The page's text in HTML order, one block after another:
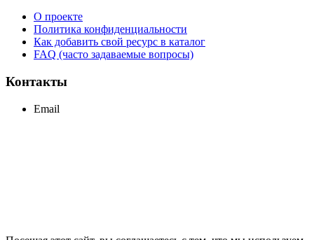
О проекте
Политика конфиденциальности
Как добавить свой ресурс в каталог
FAQ (часто задаваемые вопросы)
Контакты
Email